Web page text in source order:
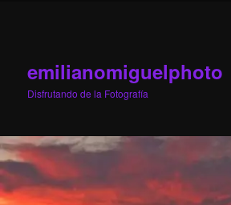
emilianomiguelphoto
Disfrutando de la Fotografía